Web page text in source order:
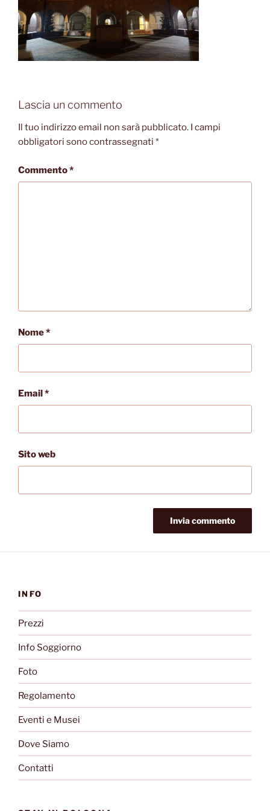
Lascia un commento
Il tuo indirizzo email non sarà pubblicato. I campi
obbligatori sono contrassegnati *
Commento*
Nome*
Email*
Sito web
INFO
Prezzi
Info Soggiorno
Foto
Regolamento
Eventi e Musei
Dove Siamo
Contatti